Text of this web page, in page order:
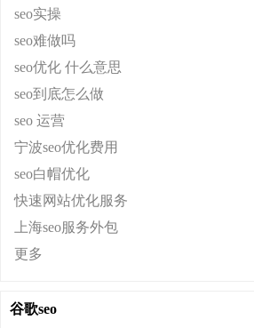
seo实操
seo难做吗
seo优化 什么意思
seo到底怎么做
seo 运营
宁波seo优化费用
seo白帽优化
快速网站优化服务
上海seo服务外包
更多
谷歌seo